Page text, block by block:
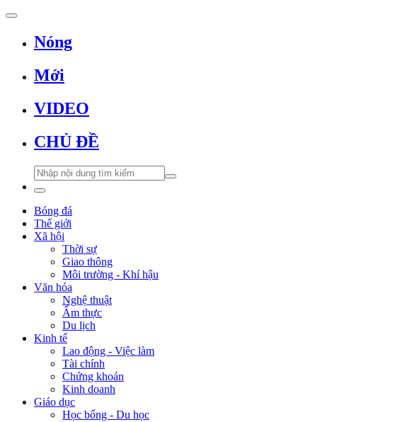
Nóng
Mới
VIDEO
CHỦ ĐỀ
Bóng đá
Thế giới
Xã hội
Thời sự
Giao thông
Môi trường - Khí hậu
Văn hóa
Nghệ thuật
Ẩm thực
Du lịch
Kinh tế
Lao động - Việc làm
Tài chính
Chứng khoán
Kinh doanh
Giáo dục
Học bổng - Du học